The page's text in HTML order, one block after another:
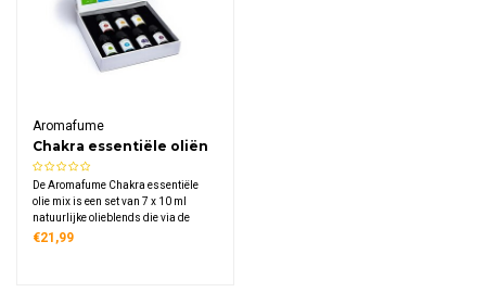
Aromafume
Chakra essentiële oliën
mix (set van 7)
De Aromafume Chakra essentiële
olie mix is een set van 7 x 10 ml
natuurlijke olieblends die via de
aromadiffuser elk van de zeven
€21,99